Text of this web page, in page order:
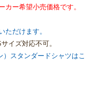
カー希望小売価格です。
ただけます。
イズ対応不可。
スタンダードシャツはこ